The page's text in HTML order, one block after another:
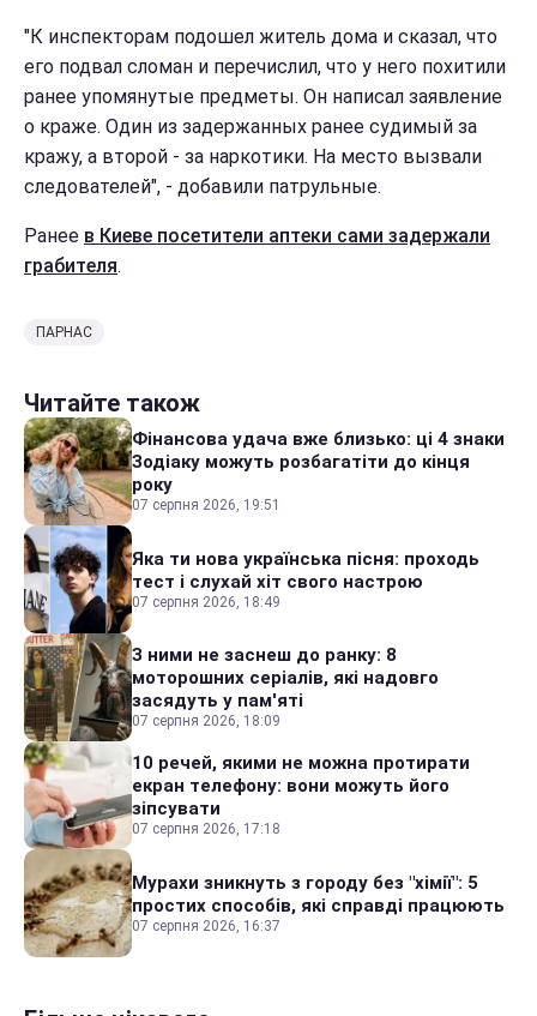
"К инспекторам подошел житель дома и сказал, что
его подвал сломан и перечислил, что у него похитили
ранее упомянутые предметы. Он написал заявление
о краже. Один из задержанных ранее судимый за
кражу, а второй - за наркотики. На место вызвали
следователей", - добавили патрульные.
Ранее в Киеве посетители аптеки сами задержали
грабителя.
ПАРНАС
Читайте також
Фінансова удача вже близько: ці 4 знаки
Зодіаку можуть розбагатіти до кінця
року
07 серпня 2026, 19:51
Яка ти нова українська пісня: проходь
тест і слухай хіт свого настрою
07 серпня 2026, 18:49
З ними не заснеш до ранку: 8
моторошних серіалів, які надовго
засядуть у пам'яті
07 серпня 2026, 18:09
10 речей, якими не можна протирати
екран телефону: вони можуть його
зіпсувати
07 серпня 2026, 17:18
Мурахи зникнуть з городу без "хімії": 5
простих способів, які справді працюють
07 серпня 2026, 16:37